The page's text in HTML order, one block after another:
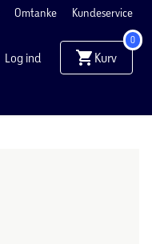
Omtanke Kundeservice
Log ind Kurv
0